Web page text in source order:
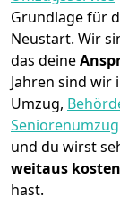
Grundlage für
Neustart. Wir
das deine
Jahren sind wir
Umzug,
Seniorenumzug
und du wirst
weitaus
hast.